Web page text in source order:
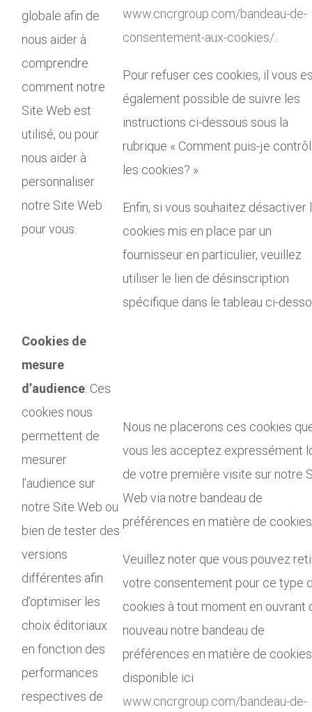
globale afin de
nous aider à
comprendre
comment notre
Site Web est
utilisé, ou pour
nous aider à
personnaliser
notre Site Web
pour vous.
www.cncrgroup.com/bandeau-de-
consentement-aux-cookies/
Pour refuser ces cookies, il vous
également possible de suivre les
instructions ci-dessous sous la
rubrique « Comment puis-je
les cookies? »
Enfin, si vous souhaitez désactiver
cookies mis en place par un
fournisseur en particulier, veuillez
utiliser le lien de désinscription
spécifique dans le tableau ci-
Cookies de
mesure
d’audience: Ces
cookies nous
permettent de
mesurer
l’audience sur
notre Site Web ou
bien de tester des
versions
différentes afin
d’optimiser les
choix éditoriaux
en fonction des
performances
respectives de
Nous ne placerons ces cookies
vous les acceptez expressément
de votre première visite sur notre
Web via notre bandeau de
préférences en matière de
Veuillez noter que vous pouvez
votre consentement pour ce type
cookies à tout moment en ouvrant
nouveau notre bandeau de
préférences en matière de
disponible ici
www.cncrgroup.com/bandeau-de-